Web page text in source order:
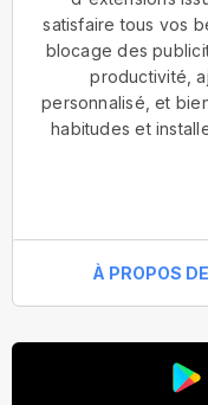
satisfaire tous vos
blocage des
productivité,
personnalisé, et
habitudes et
À PROPOS